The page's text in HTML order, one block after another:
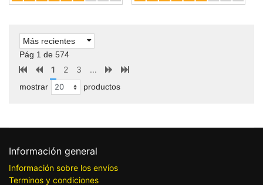
Más recientes
Pág 1 de 574
1 2 3 ...
mostrar productos
Información general
Información sobre los envíos
Terminos y condiciones